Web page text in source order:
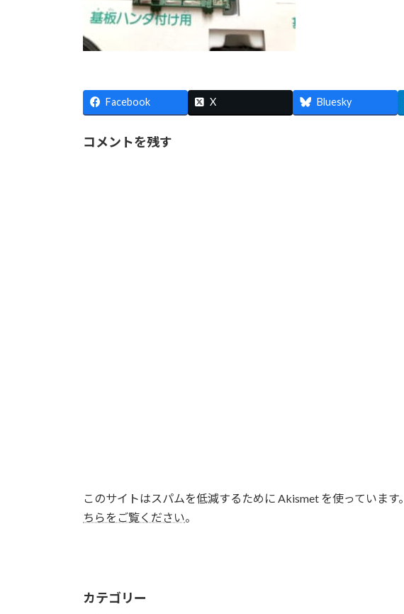
Facebook X Bluesky
コメントを残す
このサイトはスパムを低減するために Akismet を使っています。
ちらをご覧ください。
カテゴリー